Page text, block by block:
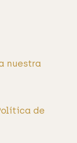
nuestra
de